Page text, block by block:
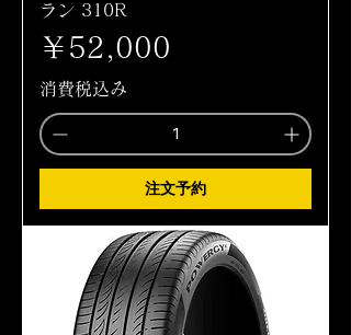
ラン 310R
価格
￥52,000
消費税込み
注文予約